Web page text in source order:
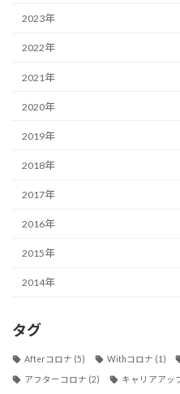
2023年
2022年
2021年
2020年
2019年
2018年
2017年
2016年
2015年
2014年
タグ
Afterコロナ (5) Withコロナ (1)
アフターコロナ (2) キャリアアッ